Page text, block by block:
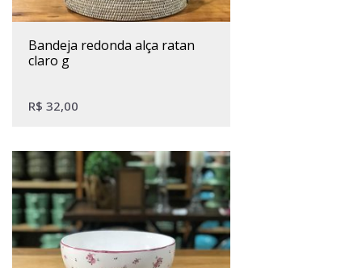
bandeja redonda alça ratan
claro g
R$ 32,00